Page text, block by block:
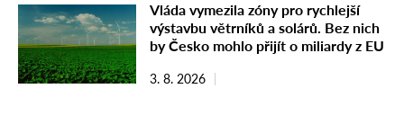
Vláda vymezila zóny pro rychlejší
výstavbu větrníků a solárů. Bez nich
by Česko mohlo přijít o miliardy z EU
3. 8. 2026